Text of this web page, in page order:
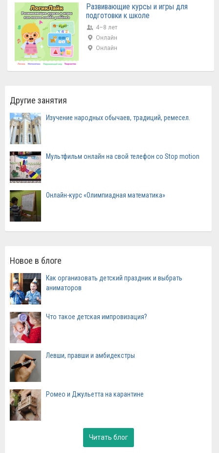
Развивающие курсы и игры для
подготовки к школе
4–8 лет
Онлайн
Онлайн
Другие занятия
Изучение народных обычаев, традиций, ремесел.
Мультфильм онлайн на свой телефон со Stop motion
Онлайн-курс «Олимпиадная математика»
Новое в блоге
Как организовать детский праздник и выбрать
аниматоров
Что такое детская импровизация?
Левши, правши и амбидекстры
Ромео и Джульетта на карантине
Читать блог